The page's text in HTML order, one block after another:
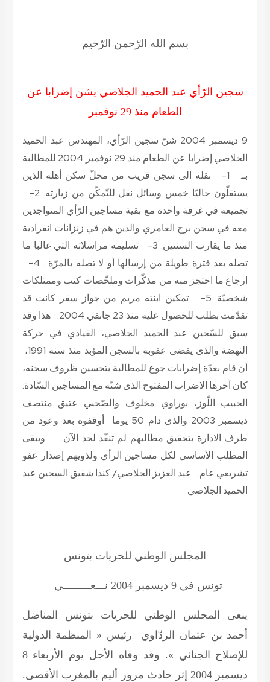
بسم الله الرّحمن الرّحيم
سجين الرّأي عبد الحميد الجلاصي يشن إضرابا عن
الطعام منذ 29 نوفمبر
9 ديسمبر 2004 شنّ سجين الرّأي، المهندس عبد الحميد
الجلاصي إضرابا عن الطعام منذ 29 نوفمبر 2004 للمطالبة
بـ: 1- نقله الى سجن قريب من محلّ سكن أهله الذين
يستقلّون حاليّا خمس وسائل نقل للتّمكّن من زيارته. 2-
تجميعه في غرفة واحدة مع بقية مساجين الرّأي المتواجدين
معه في سجن برج العامري والذين هم في زنزانات انفرادية
منذ ما يقارب السنتين. 3- تسليمه مراسلاته التي غالبا ما
تصله بعد فترة طويلة من إرسالها أو لا تصله بالمرّة . 4-
ارجاع ما احتجز منه من مذكّرات وملخّصات كتب وممتلكات
شخصيّة. 5- تمكين ابنته مريم من جواز سفر كانت قد
تقدّمت بطلب للحصول عليه منذ 23 جانفي 2004. هذا وقد
سبق للسّجين عبد الحميد الجلاصي، القيادي في حركة
النهضة والذى يقضى عقوبة بالسجن المؤبد منذ سنة 1991،
أن قام بعدّة إضرابات جوع للمطالبة بتحسين ظروف سجنه،
كان آخرها الاضراب المفتوح الذى شنّه مع المساجين السّادة:
الحبيب اللّوز، بوراوي مخلوف والصّحبي عتيق منتصف
ديسمبر 2003 والذى دام 50 يوما أوقفوه بعد وعود من
طرف الادارة بتحقيق مطالبهم لم تنفّذ لحد الآن. ويبقى
المطلب الأساسي لكل مساجين الرأي ولذويهم إصدار عفو
تشريعي عام.
عبد العزيز الجلاصي/ كندا شقيق السجين عبد
الحميد الجلاصي
المجلس الوطني للحريات بتونس
تونس في 9 ديسمبر 2004 نـــعـــــــــي
ينعى المجلس الوطني للحريات بتونس المناضل
أحمد بن عثمان الردّاوي رئيس « المنظمة الدولية
للإصلاح الجنائي ». وقد وفاه الأجل يوم الأربعاء 8
ديسمبر 2004 إثر حادث مرور أليم بالمغرب الأقصى.